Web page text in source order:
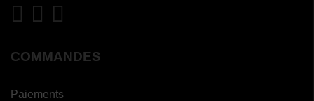
COMMANDES
Paiements